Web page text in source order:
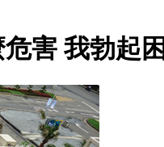
害 我勃起